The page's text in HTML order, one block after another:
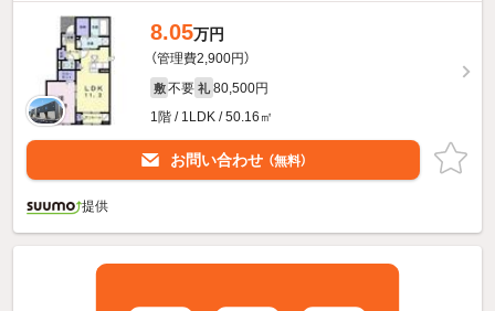
8.05万円
（管理費2,900円）
敷 不要 礼 80,500円
1階 / 1LDK / 50.16㎡
お問い合わせ （無料）
提供